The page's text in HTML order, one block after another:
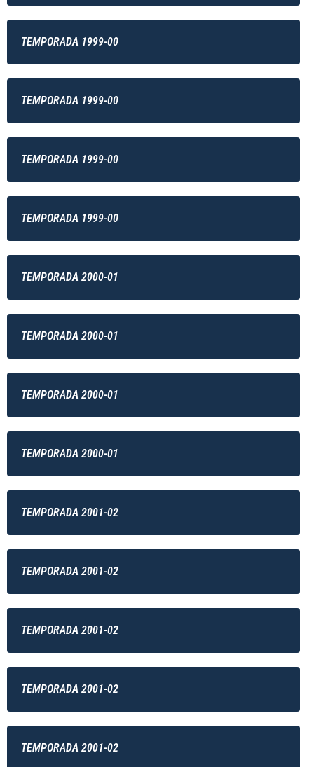
TEMPORADA 1999-00
TEMPORADA 1999-00
TEMPORADA 1999-00
TEMPORADA 1999-00
TEMPORADA 2000-01
TEMPORADA 2000-01
TEMPORADA 2000-01
TEMPORADA 2000-01
TEMPORADA 2001-02
TEMPORADA 2001-02
TEMPORADA 2001-02
TEMPORADA 2001-02
TEMPORADA 2001-02